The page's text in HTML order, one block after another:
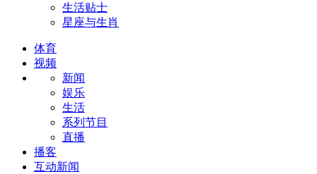
生活贴士
星座与生肖
体育
视频
新闻
娱乐
生活
系列节目
直播
播客
互动新闻